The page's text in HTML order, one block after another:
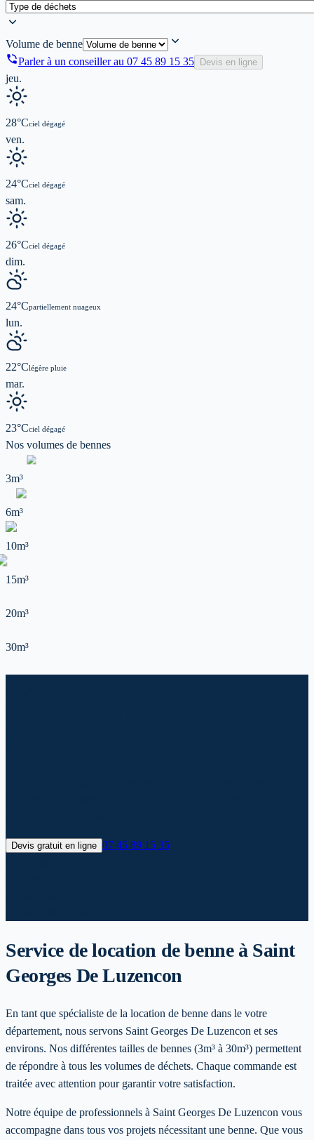
Volume de benne
Parler à un conseiller au 07 45 89 15 35 Devis en ligne
jeu.
28°Cciel dégagé
ven.
24°Cciel dégagé
sam.
26°Cciel dégagé
dim.
24°Cpartiellement nuageux
lun.
22°Clégère pluie
mar.
23°Cciel dégagé
Nos volumes de bennes
3m³
6m³
10m³
15m³
20m³
30m³
Devis gratuit en ligne 07 45 89 15 35
Service de location de benne à Saint
Georges De Luzencon
En tant que spécialiste de la location de benne dans le votre
département, nous servons Saint Georges De Luzencon et ses
environs. Nos différentes tailles de bennes (3m³ à 30m³) permettent
de répondre à tous les volumes de déchets. Chaque commande est
traitée avec attention pour garantir votre satisfaction.
Notre équipe de professionnels à Saint Georges De Luzencon vous
accompagne dans tous vos projets nécessitant une benne. Que vous